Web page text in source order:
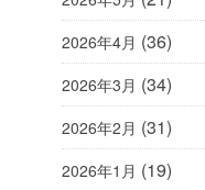
2026年4月 (36)
2026年3月 (34)
2026年2月 (31)
2026年1月 (19)